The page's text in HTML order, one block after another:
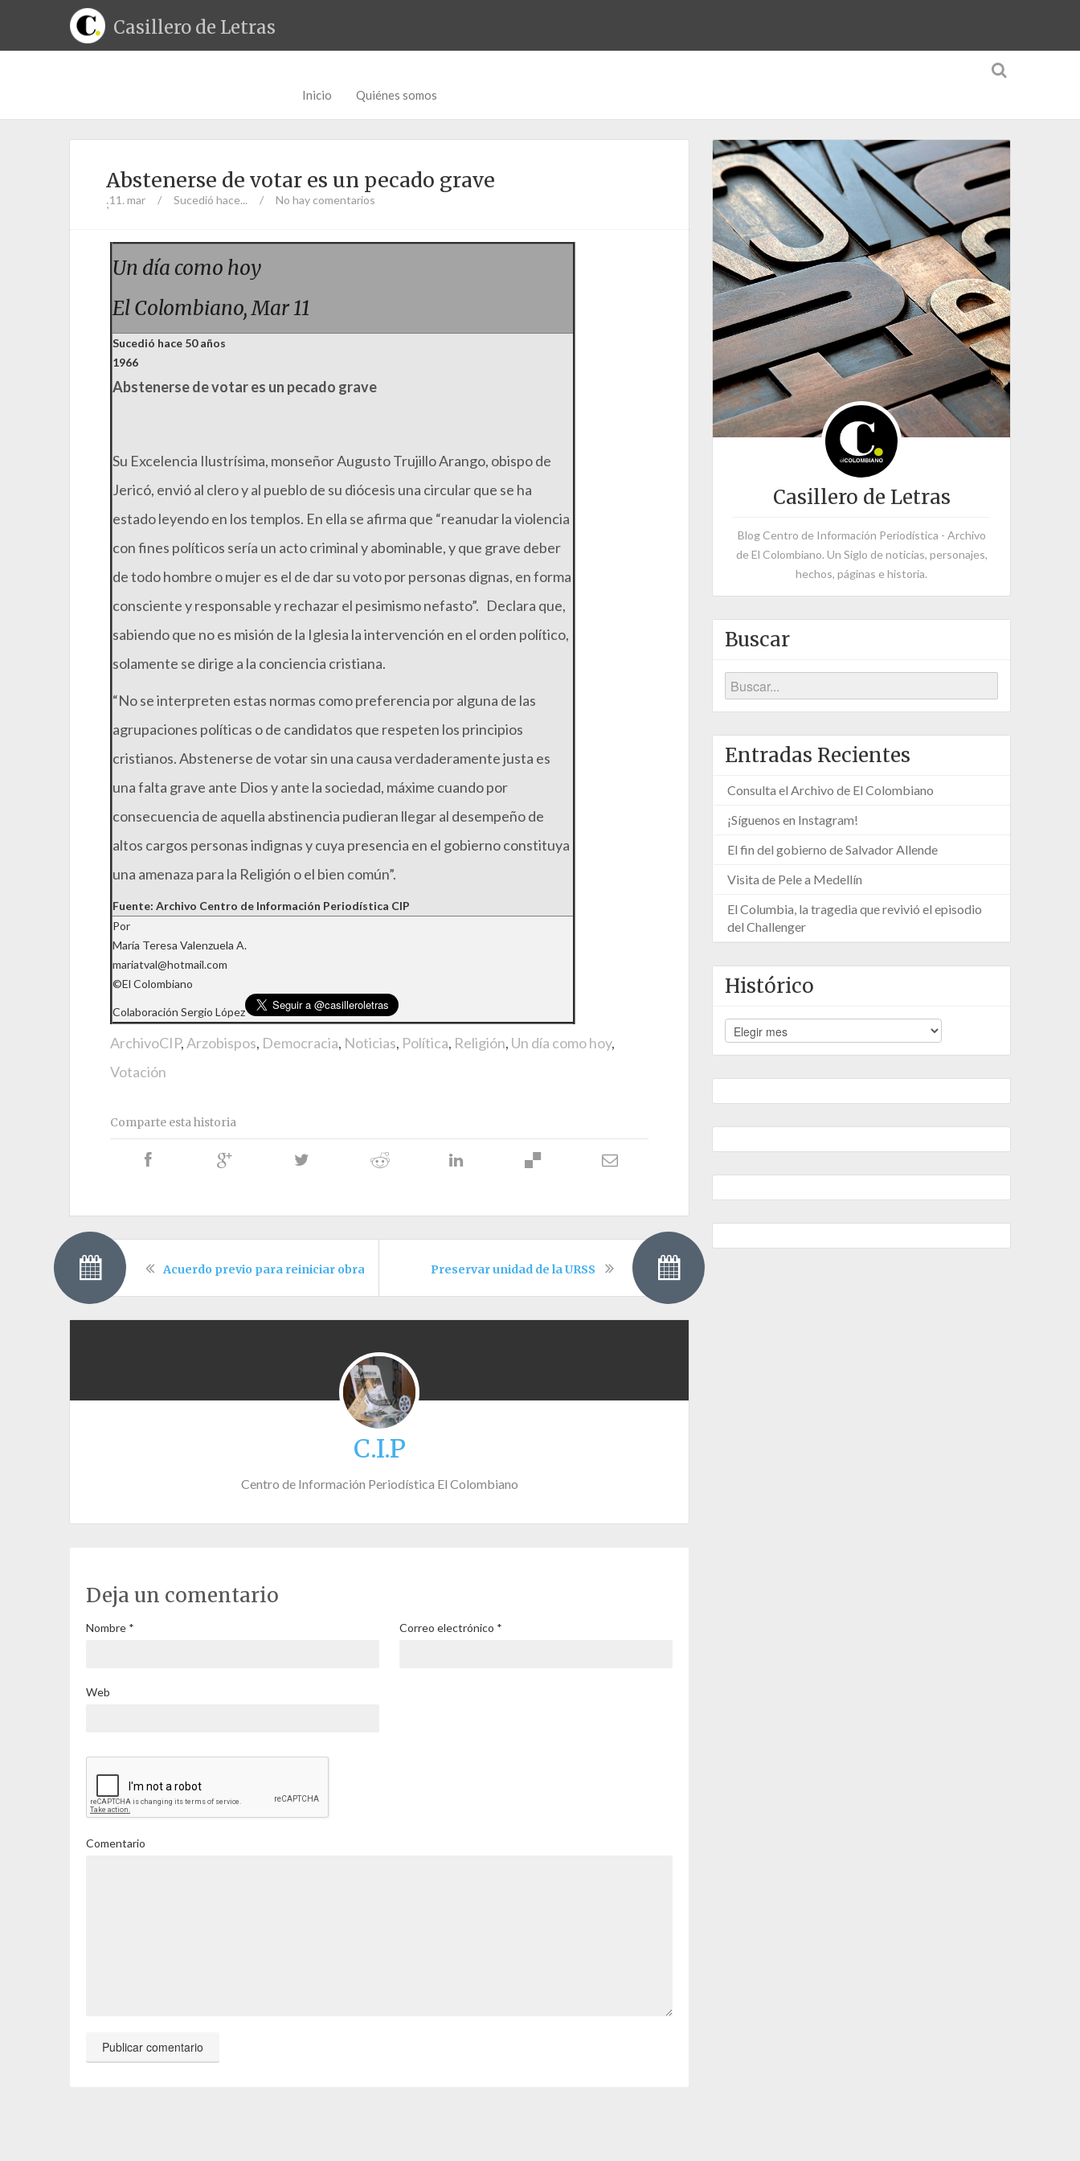
Casillero de Letras
Inicio Quiénes somos
Abstenerse de votar es un pecado grave
;11. mar / Sucedió hace... / No hay comentarios
Un día como hoy
El Colombiano, Mar 11
Sucedió hace 50 años
1966
Abstenerse de votar es un pecado grave
Su Excelencia Ilustrísima, monseñor Augusto Trujillo Arango, obispo de
Jericó, envió al clero y al pueblo de su diócesis una circular que se ha
estado leyendo en los templos. En ella se afirma que “reanudar la violencia
con fines políticos sería un acto criminal y abominable, y que grave deber
de todo hombre o mujer es el de dar su voto por personas dignas, en forma
consciente y responsable y rechazar el pesimismo nefasto”. Declara que,
sabiendo que no es misión de la Iglesia la intervención en el orden político,
solamente se dirige a la conciencia cristiana.
“No se interpreten estas normas como preferencia por alguna de las
agrupaciones políticas o de candidatos que respeten los principios
cristianos. Abstenerse de votar sin una causa verdaderamente justa es
una falta grave ante Dios y ante la sociedad, máxime cuando por
consecuencia de aquella abstinencia pudieran llegar al desempeño de
altos cargos personas indignas y cuya presencia en el gobierno constituya
una amenaza para la Religión o el bien común”.
Fuente: Archivo Centro de Información Periodística CIP
Por
María Teresa Valenzuela A.
mariatval@hotmail.com
©El Colombiano
Colaboración Sergio López
ArchivoCIP,Arzobispos, Democracia, Noticias, Política, Religión, Un día como hoy,
Votación
Comparte esta historia
Acuerdo previo para reiniciar obras del Metro Preservar unidad de la URSS
C.I.P
Centro de Información Periodística El Colombiano
Deja un comentario
Nombre * Correo electrónico *
Web
Comentario
Casillero de Letras
Blog Centro de Información Periodística - Archivo
de El Colombiano. Un Siglo de noticias, personajes,
hechos, páginas e historia.
Buscar
Entradas Recientes
Consulta el Archivo de El Colombiano
¡Síguenos en Instagram!
El fin del gobierno de Salvador Allende
Visita de Pele a Medellín
El Columbia, la tragedia que revivió el episodio
del Challenger
Histórico